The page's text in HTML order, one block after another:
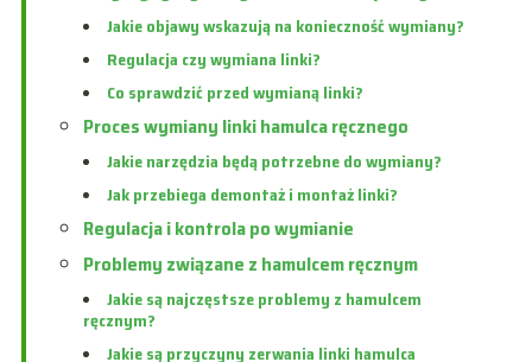
Jakie objawy wskazują na konieczność wymiany?
Regulacja czy wymiana linki?
Co sprawdzić przed wymianą linki?
Proces wymiany linki hamulca ręcznego
Jakie narzędzia będą potrzebne do wymiany?
Jak przebiega demontaż i montaż linki?
Regulacja i kontrola po wymianie
Problemy związane z hamulcem ręcznym
Jakie są najczęstsze problemy z hamulcem
ręcznym?
Jakie są przyczyny zerwania linki hamulca